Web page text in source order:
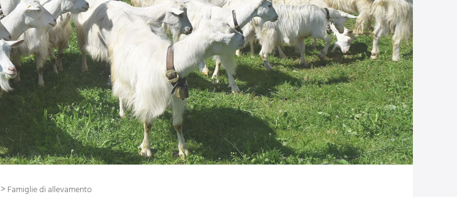
>Famiglie di allevamento